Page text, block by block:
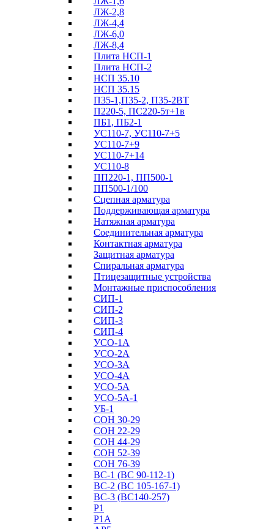
ЛЖ-2,8
ЛЖ-4,4
ЛЖ-6,0
ЛЖ-8,4
Плита НСП-1
Плита НСП-2
НСП 35.10
НСП 35.15
П35-1,П35-2, П35-2ВТ
П220-5, ПС220-5т+1в
ПБ1, ПБ2-1
УС110-7, УС110-7+5
УС110-7+9
УС110-7+14
УС110-8
ПП220-1, ПП500-1
ПП500-1/100
Сцепная арматура
Поддерживающая арматура
Натяжная арматура
Соединительная арматура
Контактная арматура
Защитная арматура
Спиральная арматура
Птицезащитные устройства
Монтажные приспособления
СИП-1
СИП-2
СИП-3
СИП-4
УСО-1А
УСО-2А
УСО-3А
УСО-4А
УСО-5А
УСО-5А-1
УБ-1
СОН 30-29
СОН 22-29
СОН 44-29
СОН 52-39
СОН 76-39
ВС-1 (ВС 90-112-1)
ВС-2 (ВС 105-167-1)
ВС-3 (ВС140-257)
Р1
Р1А